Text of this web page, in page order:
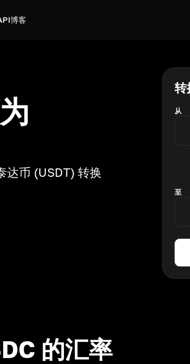
博客
达币 (USDT) 转换
转
从
至
的汇率